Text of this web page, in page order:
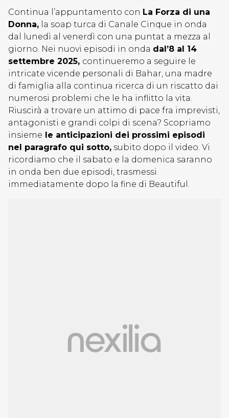
Continua l’appuntamento con La Forza di una
Donna, la soap turca di Canale Cinque in onda
dal lunedì al venerdì con una puntat a mezza al
giorno. Nei nuovi episodi in onda dal’8 al 14
settembre 2025, continueremo a seguire le
intricate vicende personali di Bahar, una madre
di famiglia alla continua ricerca di un riscatto dai
numerosi problemi che le ha inflitto la vita.
Riuscirà a trovare un attimo di pace fra imprevisti,
antagonisti e grandi colpi di scena? Scopriamo
insieme le anticipazioni dei prossimi episodi
nel paragrafo qui sotto, subito dopo il video. Vi
ricordiamo che il sabato e la domenica saranno
in onda ben due episodi, trasmessi
immediatamente dopo la fine di Beautiful.